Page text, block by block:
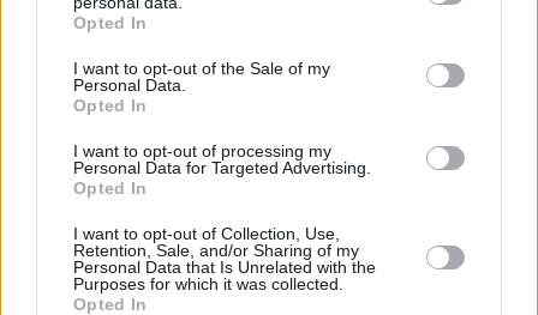
grant or deny consent to Google and its third-party tags to
use your data for below specified purposes in below Google
consent section.
Opted In
I want to opt-out of the Sale of my
Personal Data.
Opted In
I want to opt-out of processing my
Personal Data for Targeted Advertising.
Opted In
I want to opt-out of Collection, Use,
Retention, Sale, and/or Sharing of my
Personal Data that Is Unrelated with the
Purposes for which it was collected.
Opted In
Cut The Rope Northern Heights Candy
ΔΕΙΤΕ ΟΛΑ ΤΑ GAMES